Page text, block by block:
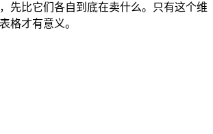
先比它们各自到底在卖什么。只有这个维
格才有意义。